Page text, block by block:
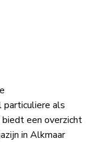
particuliere als
een overzicht
in Alkmaar